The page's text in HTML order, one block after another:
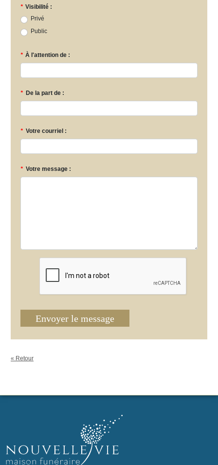
* Visibilité :
Privé
Public
* À l'attention de :
* De la part de :
* Votre courriel :
* Votre message :
Envoyer le message
« Retour